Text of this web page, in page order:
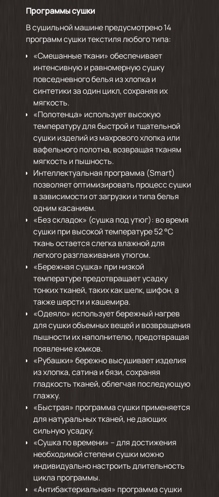
Программы сушки
В сушильной машине предусмотрено 14
программ сушки текстиля любого типа:
«Смешанные ткани» обеспечивает
интенсивную и равномерную сушку
повседневного белья из хлопка и
синтетики за один цикл, сохраняя их
мягкость.
«Полотенца» использует высокую
температуру для быстрой и тщательной
сушки изделий из махрового хлопка или
вафельного полотна, возвращая тканям
мягкость и пышность.
Интеллектуальная программа (Smart)
позволяет оптимизировать процесс сушки
в зависимости от загрузки и типа белья
одним касанием.
«Без складок» (сушка под утюг): во время
сушки при высокой температуре 52 °C
ткань остается слегка влажной для
легкого разглаживания утюгом.
«Бережная сушка» при низкой
температуре предотвращает усадку
тонких тканей, таких как шелк, шифон, а
также шерсти и кашемира.
«Одеяло» использует бережный нагрев
для сушки объемных вещей и возвращения
пышности их наполнителю, предотвращая
появление комков.
«Рубашки» бережно высушивает изделия
из хлопка, сатина и бязи, сохраняя
гладкость тканей, облегчая последующую
глажку.
«Быстрая» программа сушки применяется
для натуральных тканей, не дающих
сильную усадку.
«Сушка по времени» – для достижения
необходимой степени сушки можно
индивидуально настроить длительность
цикла программы.
«Антибактериальная» программа сушки